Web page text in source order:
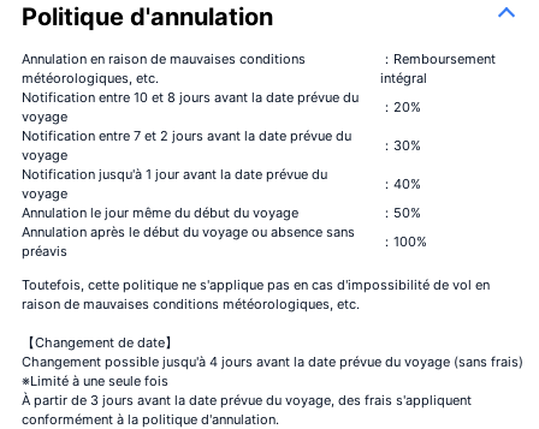
Politique d'annulation
Annulation en raison de mauvaises conditions
météorologiques, etc.
：Remboursement
intégral
Notification entre 10 et 8 jours avant la date prévue du
voyage
：20%
Notification entre 7 et 2 jours avant la date prévue du
voyage
：30%
Notification jusqu'à 1 jour avant la date prévue du
voyage
：40%
Annulation le jour même du début du voyage
：50%
Annulation après le début du voyage ou absence sans
préavis
：100%
Toutefois, cette politique ne s'applique pas en cas d'impossibilité de vol en
raison de mauvaises conditions météorologiques, etc.
【Changement de date】
Changement possible jusqu'à 4 jours avant la date prévue du voyage (sans frais)
※Limité à une seule fois
À partir de 3 jours avant la date prévue du voyage, des frais s'appliquent
conformément à la politique d'annulation.